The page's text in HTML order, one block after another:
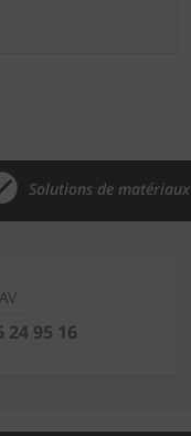
Solutions de
24 95 16